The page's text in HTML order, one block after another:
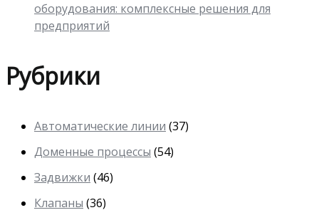
оборудования: комплексные решения для
предприятий
Рубрики
Автоматические линии (37)
Доменные процессы (54)
Задвижки (46)
Клапаны (36)